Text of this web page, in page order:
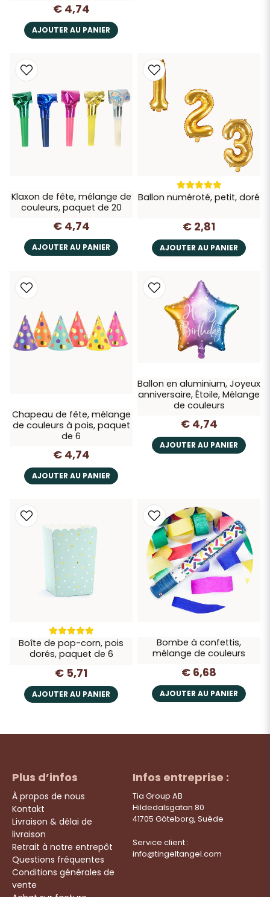
€ 4,74
AJOUTER AU PANIER
Klaxon de fête, mélange de
couleurs, paquet de 20
€ 4,74
AJOUTER AU PANIER
Ballon numéroté, petit, doré
€ 2,81
AJOUTER AU PANIER
Chapeau de fête, mélange
de couleurs à pois, paquet
de 6
€ 4,74
AJOUTER AU PANIER
Ballon en aluminium, Joyeux
anniversaire, Étoile, Mélange
de couleurs
€ 4,74
AJOUTER AU PANIER
Boîte de pop-corn, pois
dorés, paquet de 6
€ 5,71
AJOUTER AU PANIER
Bombe à confettis,
mélange de couleurs
€ 6,68
AJOUTER AU PANIER
Plus d’infos
À propos de nous
Kontakt
Livraison & délai de
livraison
Retrait à notre entrepôt
Questions fréquentes
Conditions générales de
vente
Infos entreprise :
Tia Group AB
Hildedalsgatan 80
41705 Göteborg, Suède
Service client :
info@tingeltangel.com